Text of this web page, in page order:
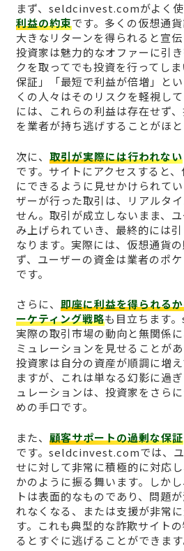
まず、seldcinvest.comがよく使
利益の約束です。多くの仮想通
大きなリターンを得られると宣伝
投資家は魅力的なオファーに引
クを取ってでも投資を行ってし
保証」「最短で利益が倍増」と
くの人々はそのリスクを軽視し
には、これらの利益は存在せず
を業者が持ち逃げすることがほと
次に、 取引が実際には行われない
です。サイトにアクセスすると
にできるように見せかけられて
ザーが行った取引は、リアルタ
せん。取引が成立しないまま、
み上げられていき、最終的には
なります。実際には、仮想通貨
ず、ユーザーの資金は業者のポ
です。
さらに、 即座に利益を得られる
ーケティング戦略も目立ちます
実際の取引市場の動向と無関係
ミュレーションを見せることがあ
投資家は自分の資産が順調に増
ますが、これは単なる幻影に過
ュレーションは、投資家をさら
めの手口です。
また、 顧客サポートの過剰な保証
です。seldcinvest.comでは、
せに対して非常に積極的に対応
かのように振る舞います。しか
トは表面的なものであり、問題
れなくなる、または支援が非常
す。これも典型的な詐欺サイト
るとすぐに逃げることができます